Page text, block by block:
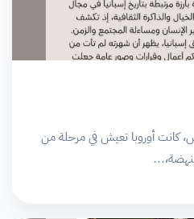
كانت أوروبا تعيش في مرحلة من